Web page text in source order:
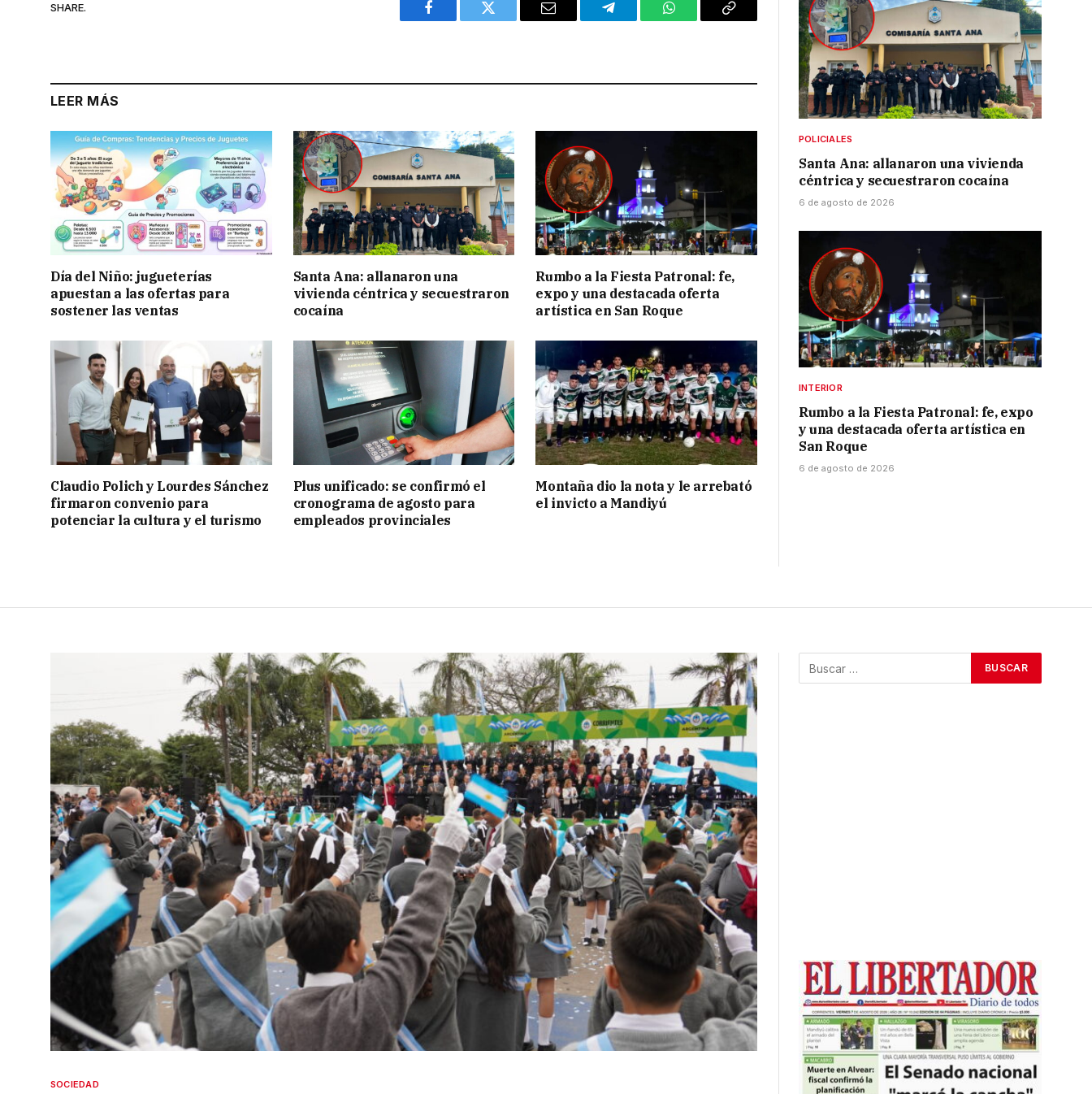
SHARE.
Facebook Twitter Email Telegram WhatsAppCopy
LEER MÁS
Día del Niño: jugueterías
apuestan a las ofertas para
sostener las ventas
Santa Ana: allanaron una
vivienda céntrica y secuestraron
cocaína
Rumbo a la Fiesta Patronal: fe,
expo y una destacada oferta
artística en San Roque
Claudio Polich y Lourdes Sánchez
firmaron convenio para
potenciar la cultura y el turismo
Plus unificado: se confirmó el
cronograma de agosto para
empleados provinciales
Montaña dio la nota y le arrebató
el invicto a Mandiyú
POLICIALES
Santa Ana: allanaron una vivienda
céntrica y secuestraron cocaína
6 de agosto de 2026
INTERIOR
Rumbo a la Fiesta Patronal: fe, expo
y una destacada oferta artística en
San Roque
6 de agosto de 2026
SOCIEDAD